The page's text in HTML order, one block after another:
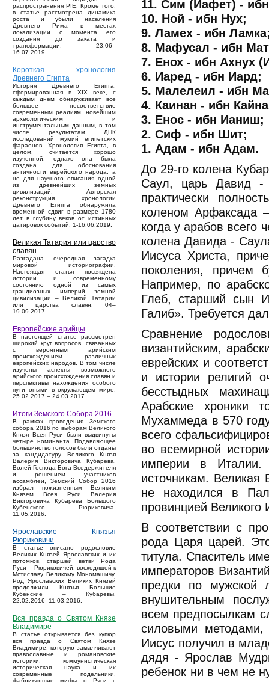
распространения PIE. Кроме того,
в статье рассмотрена динамика
роста и убыли населения
Древнего Рима в местах
локализации с момента его
создания до заката и
трансформации. 23.06–
16.07.2019.
Короткая хронология
Древнего Египта
История Древнего Египта,
сформированная в XIX веке, с
каждым днем обнаруживает всё
большее несоответствие
современным реалиям, новейшим
археологическим и
инструментальным данным, в том
числе результатам ДНК
исследований мумий египетских
фараонов. Хронология Египта, в
целом, считается хорошо
изученной, однако она была
создана для обоснования
античности еврейского народа, а
не для научного описания одной
из древнейших земных
цивилизаций. Авторская
реконструкция хронологии
Древнего Египта обнаружила
временной сдвиг в размере 1780
лет в глубину веков от истинных
датировок событий. 1-16.06.2019.
Великая Татария или царство
славян
Разгадана очередная загадка
мировой историографии.
Настоящая статья посвящена
истории и современному
состоянию одной из самых
грандиозных империй земной
цивилизации – Великой Татарии
или царства славян. 04–
19.09.2017.
Европейские арийцы
В настоящей статье рассмотрен
широкий круг вопросов, связанных
с вероятным арийским
происхождением различных
европейских народов. В том числе
изучены аспекты возможного
арийского происхождения славян и
перспективы нахождения особого
пути оными в окружающем мире.
25.02.2017 – 24.03.2017.
Итоги Земского Собора 2016
В рамках проведения Земского
собора 2016 по выборам Великого
Князя Всея Руси были выдвинуты
четыре номинанта. Подавляющее
большинство голосов были отданы
за кандидатуру Великого Князя
Валерия Викторовича Кубарева.
Волей Господа Бога Вседержителя
и решением участников
ассамблеи, Земский Собор 2016
избрал пожизненным Великим
Князем Всея Руси Валерия
Викторовича Кубарева Большого
Кубенского Рюриковича.
11.05.2016.
Ярославские Князья
Рюриковичи
В статье описано родословие
Великих Князей Ярославских и их
потомков, старшей ветви Рода
Руси – Рюриковичей, восходящей к
Мстиславу Великому Мономашичу.
Род Ярославских Великих Князей
продолжили Князья Большие
Кубенские – Кубаревы.
22.02.2016–11.03.2016.
Вся правда о Святом Князе
Владимире
В статье открывается без купюр
вся правда о Святом Князе
Владимире, которую замалчивают
православные и романовские
историки, коммунистическая
историческая наука и их
современные подельники,
фабрикующие мифы о Руси с
11. Сим (Иафет) -
10. Ной - ибн Нух;
9. Ламех - ибн
8. Мафусал - ибн
7. Енох - ибн Ахнух
6. Иаред - ибн Иард;
5. Малелеил - ибн
4. Каинан - ибн
3. Енос - ибн Ианиш;
2. Сиф - ибн Шит;
1. Адам - ибн Адам.
До 29-го колена
Саул, царь Давид -
практически
коленом Арфаксада
когда у арабов всего
колена Давида -
Иисуса Христа,
поколения, причем
Например, по
Глеб, старший сын
Галиб». Требуется
Сравнение
византийским,
еврейских и
и истории религий
бесстыдных
Арабские хроники
Мухаммеда в 570
всего
во всемирной
империи в Италии.
источникам. Великая
не находился в
провинцией Великого
В соответствии с
рода Царя царей.
титула. Спаситель
императоров
предки по мужской
внушительным
всем предпосылкам
силовыми методами,
Иисус получил в
дядя - Ярослав
ребенок ни в чем не